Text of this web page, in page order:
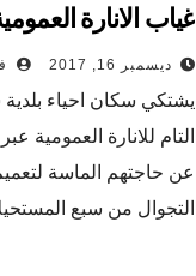
غياب الانارة
ديسمبر 16, 2017
يشتكي سكان احياء
التام للانارة
عن حاجتهم الماسة
التجوال من سبع